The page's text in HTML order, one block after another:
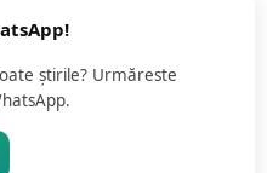
știrile? Urmăreste